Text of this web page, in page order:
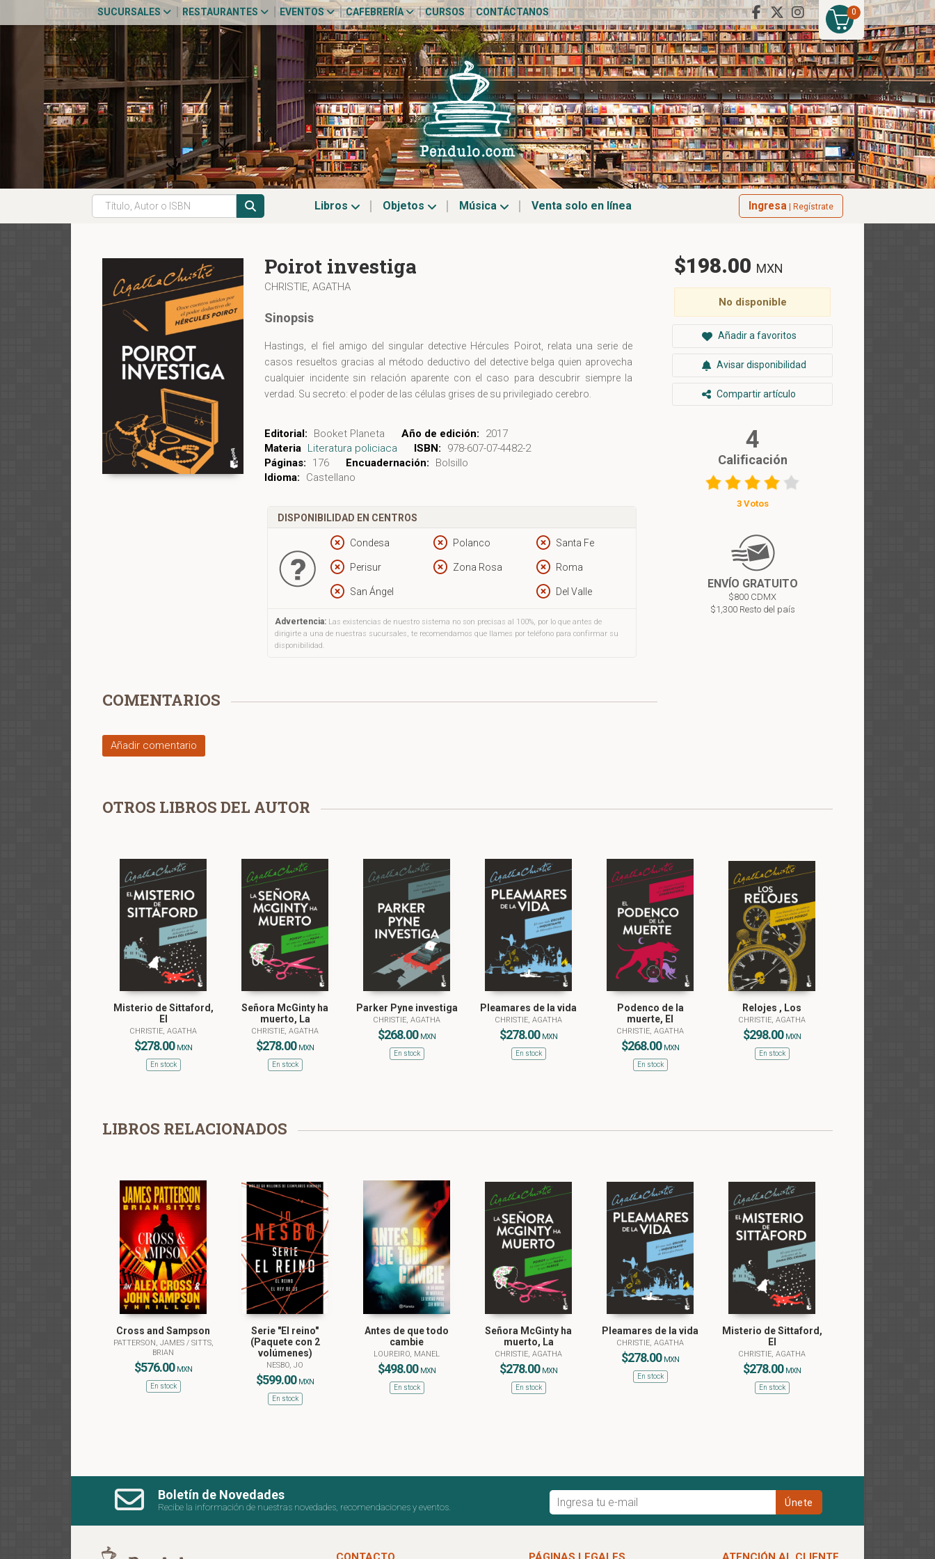
0
SUCURSALES RESTAURANTES EVENTOS CAFEBRERÍA CURSOS CONTÁCTANOS
Libros Objetos Música Venta solo en línea Ingresa | Regístrate
Poirot investiga
CHRISTIE, AGATHA
Sinopsis
Hastings, el fiel amigo del singular detective Hércules Poirot, relata una serie de
casos resueltos gracias al método deductivo del detective belga quien aprovecha
cualquier incidente sin relación aparente con el caso para descubrir siempre la
verdad. Su secreto: el poder de las células grises de su privilegiado cerebro.
Editorial: Booket Planeta Año de edición:
2017
Materia Literatura policiaca ISBN:
978-607-07-4482-2
Páginas:
176 Encuadernación:
Bolsillo
Idioma:
Castellano
DISPONIBILIDAD EN CENTROS
Condesa Polanco Santa Fe
Perisur Zona Rosa Roma
San Ángel Del Valle
Advertencia: Las existencias de nuestro sistema no son precisas al 100%, por lo que antes de
dirigirte a una de nuestras sucursales, te recomendamos que llames por teléfono para confirmar su
disponibilidad.
COMENTARIOS
Añadir comentario
$198.00 MXN
No disponible
Añadir a favoritos
Avisar disponibilidad
Compartir artículo
4
Calificación
3 Votos
ENVÍO GRATUITO
$800 CDMX
$1,300 Resto del país
OTROS LIBROS DEL AUTOR
Misterio de Sittaford,
El
CHRISTIE, AGATHA
$278.00 MXN
En stock
Señora McGinty ha
muerto, La
CHRISTIE, AGATHA
$278.00 MXN
En stock
Parker Pyne investiga
CHRISTIE, AGATHA
$268.00 MXN
En stock
Pleamares de la vida
CHRISTIE, AGATHA
$278.00 MXN
En stock
Podenco de la
muerte, El
CHRISTIE, AGATHA
$268.00 MXN
En stock
Relojes , Los
CHRISTIE, AGATHA
$298.00 MXN
En stock
LIBROS RELACIONADOS
Cross and Sampson
PATTERSON, JAMES / SITTS,
BRIAN
$576.00 MXN
En stock
Serie "El reino"
(Paquete con 2
volúmenes)
NESBO, JO
$599.00 MXN
En stock
Antes de que todo
cambie
LOUREIRO, MANEL
$498.00 MXN
En stock
Señora McGinty ha
muerto, La
CHRISTIE, AGATHA
$278.00 MXN
En stock
Pleamares de la vida
CHRISTIE, AGATHA
$278.00 MXN
En stock
Misterio de Sittaford,
El
CHRISTIE, AGATHA
$278.00 MXN
En stock
Boletín de Novedades
Recibe la información de nuestras novedades, recomendaciones y eventos.